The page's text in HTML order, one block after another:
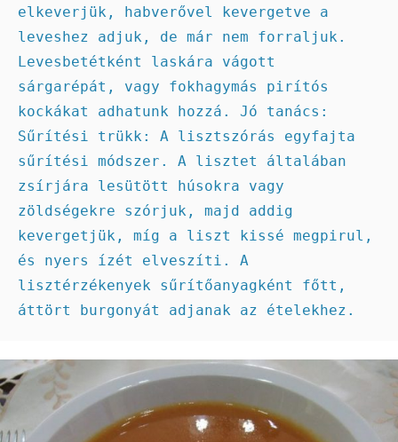
elkeverjük, habverővel kevergetve a
leveshez adjuk, de már nem forraljuk.
Levesbetétként laskára vágott
sárgarépát, vagy fokhagymás pirítós
kockákat adhatunk hozzá. Jó tanács:
Sűrítési trükk: A lisztszórás egyfajta
sűrítési módszer. A lisztet általában
zsírjára lesütött húsokra vagy
zöldségekre szórjuk, majd addig
kevergetjük, míg a liszt kissé megpirul,
és nyers ízét elveszíti. A
lisztérzékenyek sűrítőanyagként főtt,
áttört burgonyát adjanak az ételekhez.